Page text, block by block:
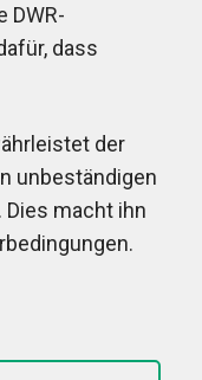
DWR-
dass
der
unbeständigen
Dies macht ihn